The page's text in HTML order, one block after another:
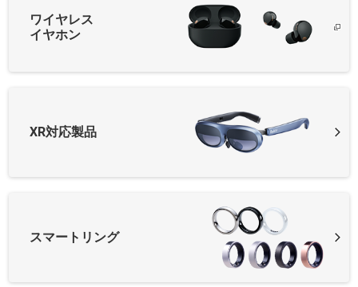
ワイヤレス
イヤホン
XR対応製品
スマートリング